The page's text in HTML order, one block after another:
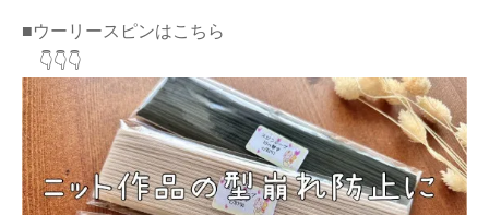
■ウーリースピンはこちら
👇👇👇